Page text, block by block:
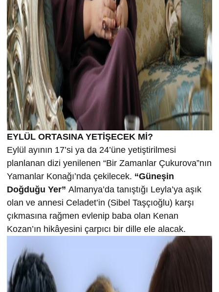
EYLÜL ORTASINA YETİŞECEK Mİ?
Eylül ayının 17’si ya da 24’üne yetiştirilmesi
planlanan dizi yenilenen “Bir Zamanlar Çukurova”nın
Yamanlar Konağı’nda çekilecek. “Güneşin
Doğduğu Yer” Almanya’da tanıştığı Leyla’ya aşık
olan ve annesi Celadet’in (Sibel Taşçıoğlu) karşı
çıkmasına rağmen evlenip baba olan Kenan
Kozan’ın hikâyesini çarpıcı bir dille ele alacak.